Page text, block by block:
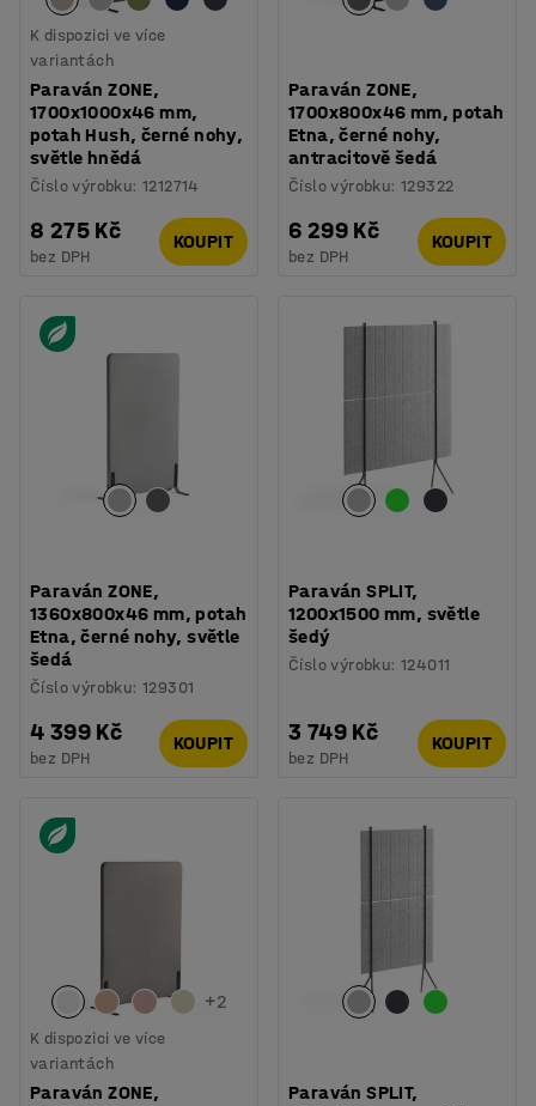
K dispozici ve více
variantách
Paraván ZONE,
1700x1000x46 mm,
potah Hush, černé nohy,
světle hnědá
Číslo výrobku:1212714
8 275 Kč
bez DPH
KOUPIT
Paraván ZONE,
1700x800x46 mm, potah
Etna, černé nohy,
antracitově šedá
Číslo výrobku:129322
6 299 Kč
bez DPH
KOUPIT
Paraván ZONE,
1360x800x46 mm, potah
Etna, černé nohy, světle
šedá
Číslo výrobku:129301
4 399 Kč
bez DPH
KOUPIT
Paraván SPLIT,
1200x1500 mm, světle
šedý
Číslo výrobku:124011
3 749 Kč
bez DPH
KOUPIT
+2
K dispozici ve více
variantách
Paraván ZONE,
Paraván SPLIT,